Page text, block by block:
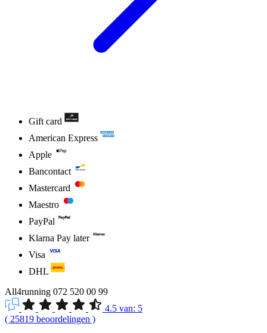
Gift card
American Express
Apple
Bancontact
Mastercard
Maestro
PayPal
Klarna Pay later
Visa
DHL
All4running 072 520 00 99
4.5 van: 5
( 25819 beoordelingen )